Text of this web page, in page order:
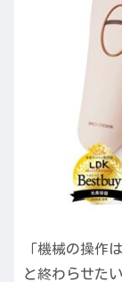
「機械の操作
と終わらせた